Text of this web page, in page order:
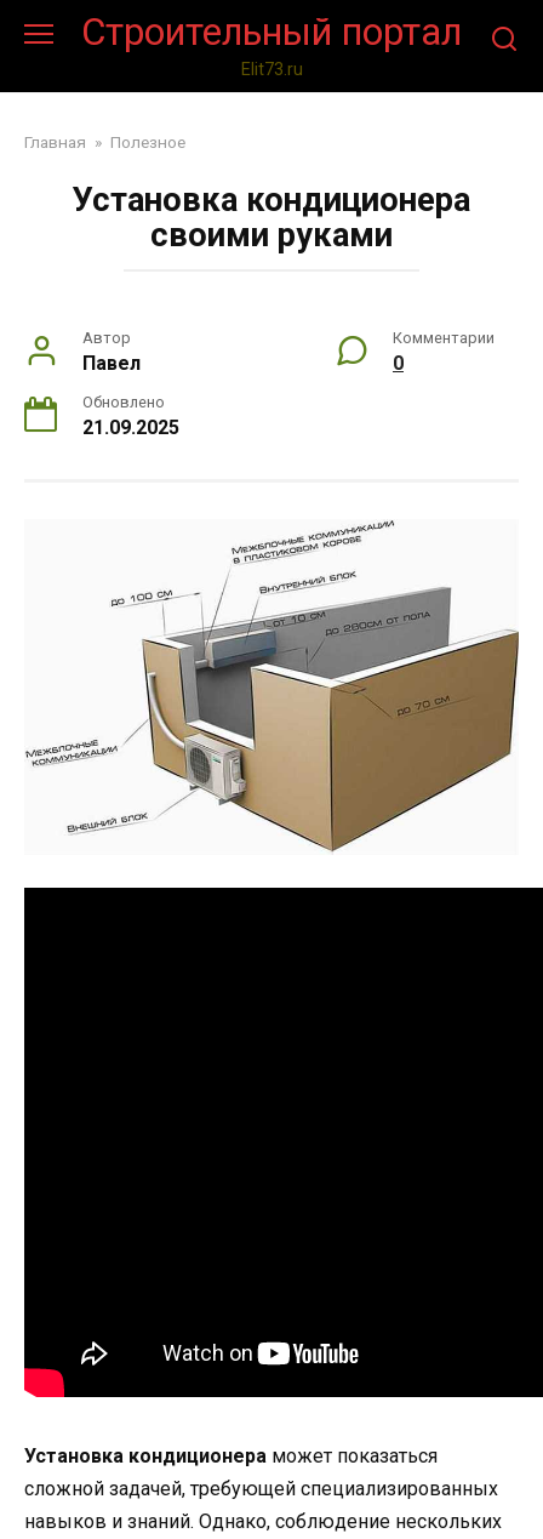
Строительный портал
Elit73.ru
Главная » Полезное
Установка кондиционера
своими руками
Автор
Павел
Комментарии
0
Обновлено
21.09.2025
Установка кондиционера может показаться
сложной задачей, требующей специализированных
навыков и знаний. Однако, соблюдение нескольких